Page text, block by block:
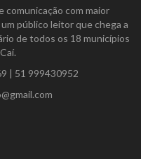
comunicação com maior
público leitor que chega a
de todos os 18 municípios
| 51 999430952